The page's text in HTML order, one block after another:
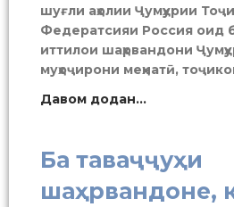
шуғли аҳолии Ҷумҳурии
Федератсияи Россия оид
иттилои шаҳрвандони
муҳоҷирони меҳнатӣ,
Давом додан...
Ба таваҷҷуҳи
шаҳрвандоне,